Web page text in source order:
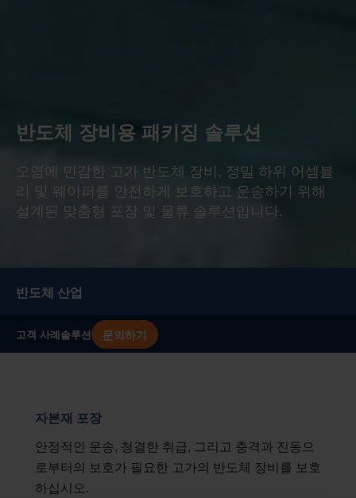
반도체 장비용 패키징 솔루션
오염에 민감한 고가 반도체 장비, 정밀 하위 어셈블
리 및 웨이퍼를 안전하게 보호하고 운송하기 위해
설계된 맞춤형 포장 및 물류 솔루션입니다.
반도체 산업
고객 사례솔루션 문의하기
자본재 포장
안정적인 운송, 청결한 취급, 그리고 충격과 진동으
로부터의 보호가 필요한 고가의 반도체 장비를 보호
하십시오.